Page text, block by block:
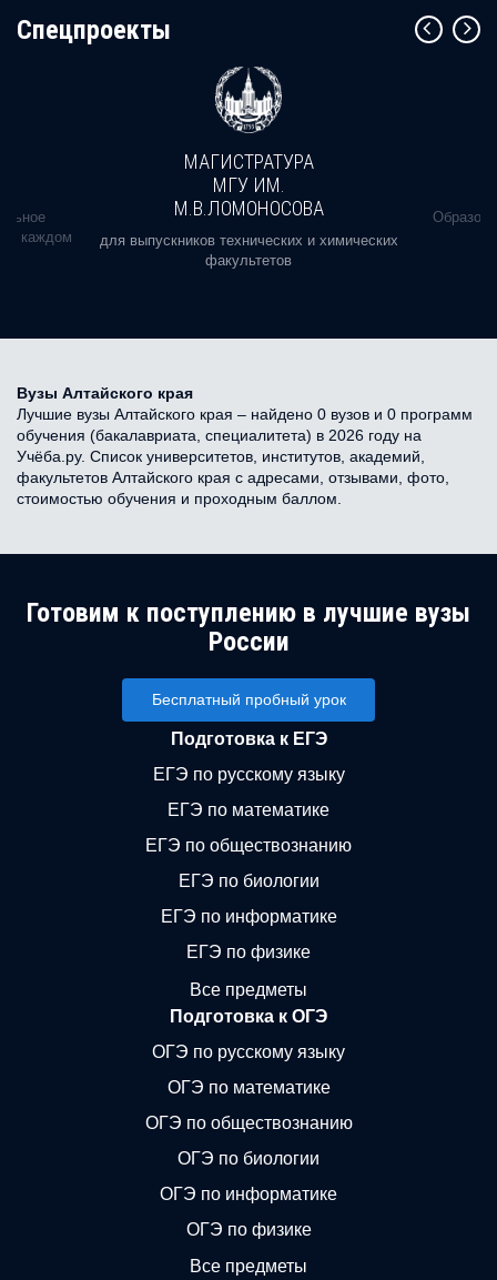
Cпецпроекты
в каждом
МАГИСТРАТУРА
МГУ ИМ.
М.В.ЛОМОНОСОВА
для выпускников технических и химических
факультетов
Вузы Алтайского края
Лучшие вузы Алтайского края – найдено 0 вузов и 0 программ
обучения (бакалавриата, специалитета) в 2026 году на
Учёба.ру. Список университетов, институтов, академий,
факультетов Алтайского края с адресами, отзывами, фото,
стоимостью обучения и проходным баллом.
Готовим к поступлению в лучшие вузы
России
Бесплатный пробный урок
Подготовка к ЕГЭ
ЕГЭ по русскому языку
ЕГЭ по математике
ЕГЭ по обществознанию
ЕГЭ по биологии
ЕГЭ по информатике
ЕГЭ по физике
Все предметы
Подготовка к ОГЭ
ОГЭ по русскому языку
ОГЭ по математике
ОГЭ по обществознанию
ОГЭ по биологии
ОГЭ по информатике
ОГЭ по физике
Все предметы